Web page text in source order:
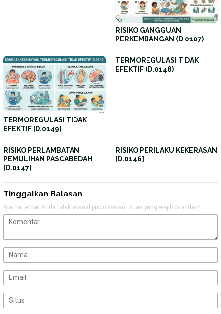
RISIKO GANGGUAN
PERKEMBANGAN (D.0107)
TERMOREGULASI TIDAK
EFEKTIF [D.0149]
TERMOREGULASI TIDAK
EFEKTIF (D.0148)
RISIKO PERLAMBATAN
PEMULIHAN PASCABEDAH
[D.0147]
RISIKO PERILAKU KEKERASAN
[D.0146]
Tinggalkan Balasan
Alamat email Anda tidak akan dipublikasikan. Ruas yang wajib ditandai *